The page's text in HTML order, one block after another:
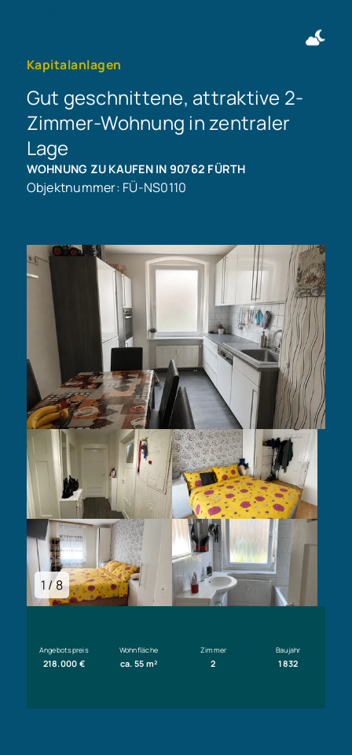
Kapitalanlagen
Gut geschnittene, attraktive 2-
Zimmer-Wohnung in zentraler
Lage
WOHNUNG ZU KAUFEN IN 90762 FÜRTH
Objektnummer: FÜ-NS0110
1 / 8
Angebotspreis
218.000 €
Wohnfläche
ca. 55 m²
Zimmer
2
Baujahr
1832